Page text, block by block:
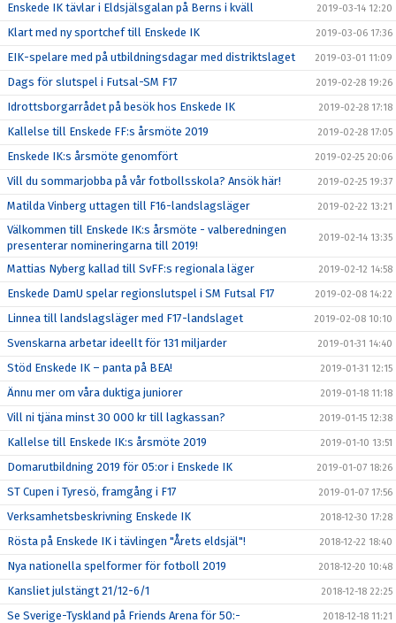
Enskede IK tävlar i Eldsjälsgalan på Berns i kväll 2019-03-14 12:20
Klart med ny sportchef till Enskede IK 2019-03-06 17:36
EIK-spelare med på utbildningsdagar med distriktslaget 2019-03-01 11:09
Dags för slutspel i Futsal-SM F17 2019-02-28 19:26
Idrottsborgarrådet på besök hos Enskede IK 2019-02-28 17:18
Kallelse till Enskede FF:s årsmöte 2019 2019-02-28 17:05
Enskede IK:s årsmöte genomfört 2019-02-25 20:06
Vill du sommarjobba på vår fotbollsskola? Ansök här! 2019-02-25 19:37
Matilda Vinberg uttagen till F16-landslagsläger 2019-02-22 13:21
Välkommen till Enskede IK:s årsmöte - valberedningen
presenterar nomineringarna till 2019!
2019-02-14 13:35
Mattias Nyberg kallad till SvFF:s regionala läger 2019-02-12 14:58
Enskede DamU spelar regionslutspel i SM Futsal F17 2019-02-08 14:22
Linnea till landslagsläger med F17-landslaget 2019-02-08 10:10
Svenskarna arbetar ideellt för 131 miljarder 2019-01-31 14:40
Stöd Enskede IK – panta på BEA! 2019-01-31 12:15
Ännu mer om våra duktiga juniorer 2019-01-18 11:18
Vill ni tjäna minst 30 000 kr till lagkassan? 2019-01-15 12:38
Kallelse till Enskede IK:s årsmöte 2019 2019-01-10 13:51
Domarutbildning 2019 för 05:or i Enskede IK 2019-01-07 18:26
ST Cupen i Tyresö, framgång i F17 2019-01-07 17:56
Verksamhetsbeskrivning Enskede IK 2018-12-30 17:28
Rösta på Enskede IK i tävlingen "Årets eldsjäl"! 2018-12-22 18:40
Nya nationella spelformer för fotboll 2019 2018-12-20 10:48
Kansliet julstängt 21/12-6/1 2018-12-18 22:25
Se Sverige-Tyskland på Friends Arena för 50:- 2018-12-18 11:21